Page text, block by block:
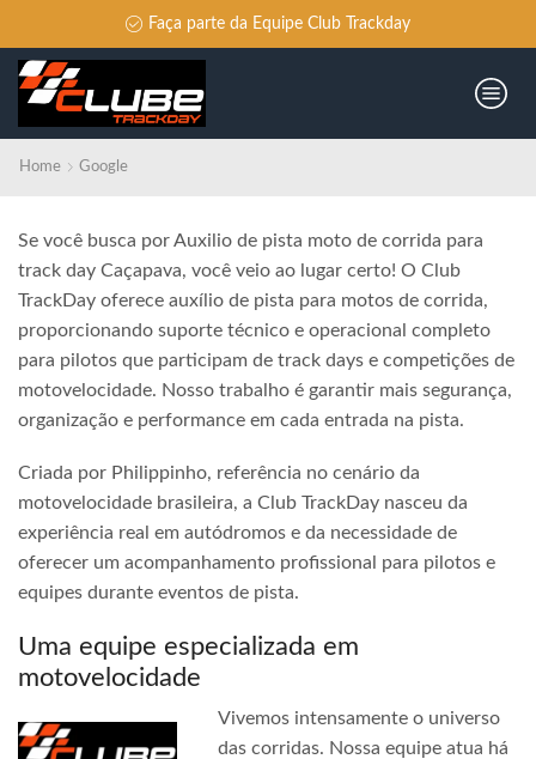
Faça parte da Equipe Club Trackday
Home Google
Se você busca por Auxilio de pista moto de corrida para
track day Caçapava, você veio ao lugar certo! O Club
TrackDay oferece auxílio de pista para motos de corrida,
proporcionando suporte técnico e operacional completo
para pilotos que participam de track days e competições de
motovelocidade. Nosso trabalho é garantir mais segurança,
organização e performance em cada entrada na pista.
Criada por Philippinho, referência no cenário da
motovelocidade brasileira, a Club TrackDay nasceu da
experiência real em autódromos e da necessidade de
oferecer um acompanhamento profissional para pilotos e
equipes durante eventos de pista.
Uma equipe especializada em
motovelocidade
Vivemos intensamente o universo
das corridas. Nossa equipe atua há